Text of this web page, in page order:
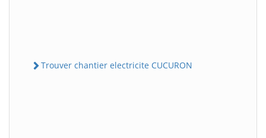
Trouver chantier electricite CUCURON